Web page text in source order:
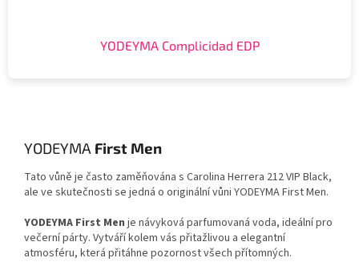
YODEYMA Complicidad EDP
YODEYMA First Men
Tato vůně je často zaměňována s Carolina Herrera 212 VIP Black,
ale ve skutečnosti se jedná o originální vůni YODEYMA First Men.
YODEYMA First Men je návyková parfumovaná voda, ideální pro
večerní párty. Vytváří kolem vás přitažlivou a elegantní
atmosféru, která přitáhne pozornost všech přítomných.